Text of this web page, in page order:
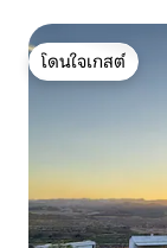
โดนใจเกสต์
โดนใจเกสต์